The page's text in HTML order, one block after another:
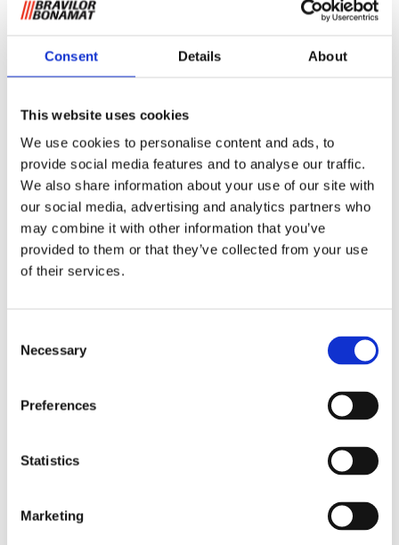
Consent Details About
This website uses cookies
We use cookies to personalise content and ads, to
provide social media features and to analyse our traffic.
We also share information about your use of our site with
our social media, advertising and analytics partners who
may combine it with other information that you’ve
provided to them or that they’ve collected from your use
of their services.
Selection
Necessary
Preferences
Statistics
Marketing
Rundfiltergerät mit separatem Heißwasserzapfhahn für
in separate Behälter. Ausgestattet mit Digitalanzeige,
Gesamt- und Tageszähler, Entkalkungssystem, "Kaffee
fertig" Signal, integrierter Zeitschaltuhr und optimalen
Sicherheitsmechanismen. Einschließlich Behälter(n) Typ
VHG, Filtereinheit(en) und Tropfblech.
Modell mit 1 Brühsystem mit separatem
Heißwasserzapfhahn und 2 Behältern à 20 Liter.
Das Edelstahlgehäuse verleiht ein robustes und
qualitativ hochwertiges Erscheinungsbild
Tageszähler und integrierter Zeitschaltuhr
Kaffee gleich bleibender Qualität: Die Behälter